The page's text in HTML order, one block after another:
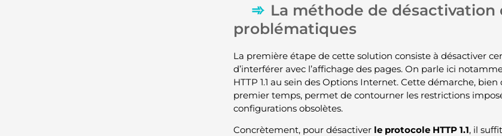
La méthode de désactivation
problématiques
La première étape de cette solution consiste à désactiver
d’interférer avec l’affichage des pages. On parle ici
HTTP 1.1 au sein des Options Internet. Cette démarche,
premier temps, permet de contourner les restrictions
configurations obsolètes.
Concrètement, pour désactiverle protocole HTTP 1.1, il